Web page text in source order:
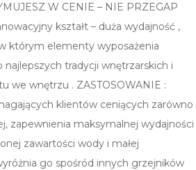
W CENIE – NIE PRZEGAP
kształt – duża wydajność ,
którym elementy wyposażenia
tradycji wnętrzarskich i
we wnętrzu . ZASTOSOWANIE :
klientów ceniących zarówno
zapewnienia maksymalnej wydajności
zawartości wody i małej
go spośród innych grzejników